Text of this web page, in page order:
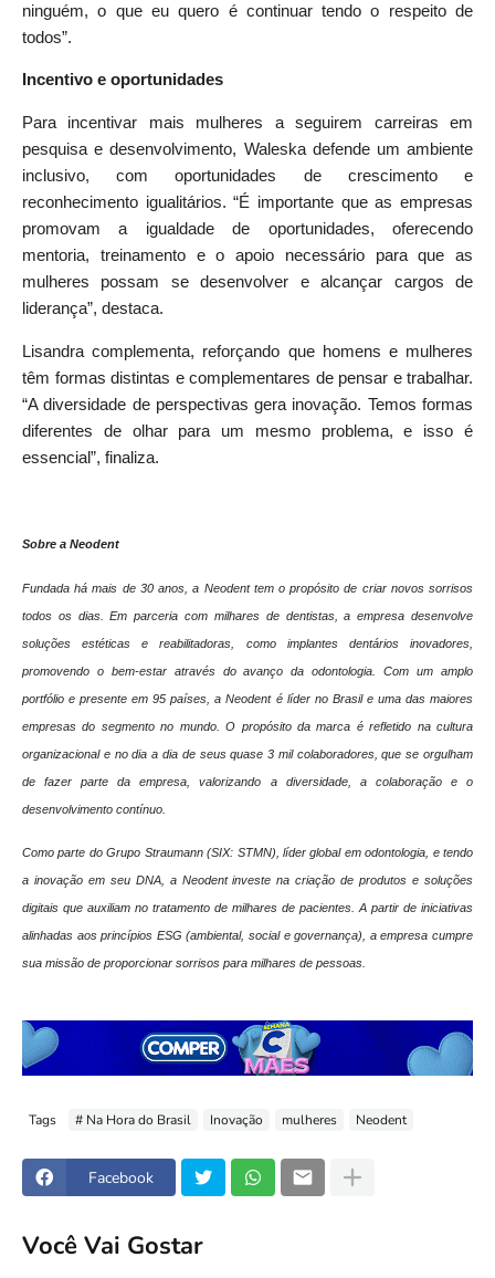
ninguém, o que eu quero é continuar tendo o respeito de
todos”.
Incentivo e oportunidades
Para incentivar mais mulheres a seguirem carreiras em
pesquisa e desenvolvimento, Waleska defende um ambiente
inclusivo, com oportunidades de crescimento e
reconhecimento igualitários. “É importante que as empresas
promovam a igualdade de oportunidades, oferecendo
mentoria, treinamento e o apoio necessário para que as
mulheres possam se desenvolver e alcançar cargos de
liderança”, destaca.
Lisandra complementa, reforçando que homens e mulheres
têm formas distintas e complementares de pensar e trabalhar.
“A diversidade de perspectivas gera inovação. Temos formas
diferentes de olhar para um mesmo problema, e isso é
essencial”, finaliza.
Sobre a Neodent
Fundada há mais de 30 anos, a Neodent tem o propósito de criar novos sorrisos
todos os dias. Em parceria com milhares de dentistas, a empresa desenvolve
soluções estéticas e reabilitadoras, como implantes dentários inovadores,
promovendo o bem-estar através do avanço da odontologia. Com um amplo
portfólio e presente em 95 países, a Neodent é líder no Brasil e uma das maiores
empresas do segmento no mundo. O propósito da marca é refletido na cultura
organizacional e no dia a dia de seus quase 3 mil colaboradores, que se orgulham
de fazer parte da empresa, valorizando a diversidade, a colaboração e o
desenvolvimento contínuo.
Como parte do Grupo Straumann (SIX: STMN), líder global em odontologia, e tendo
a inovação em seu DNA, a Neodent investe na criação de produtos e soluções
digitais que auxiliam no tratamento de milhares de pacientes. A partir de iniciativas
alinhadas aos princípios ESG (ambiental, social e governança), a empresa cumpre
sua missão de proporcionar sorrisos para milhares de pessoas.
Tags # Na Hora do Brasil Inovação mulheres Neodent
Facebook
Você Vai Gostar